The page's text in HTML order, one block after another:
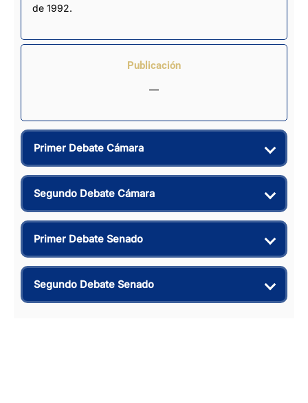
de 1992.
Publicación
—
Primer Debate Cámara
Segundo Debate Cámara
Primer Debate Senado
Segundo Debate Senado